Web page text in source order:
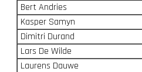
Bert Andries
Kasper Samyn
Dimitri Durand
Lars De Wilde
Laurens Dauwe